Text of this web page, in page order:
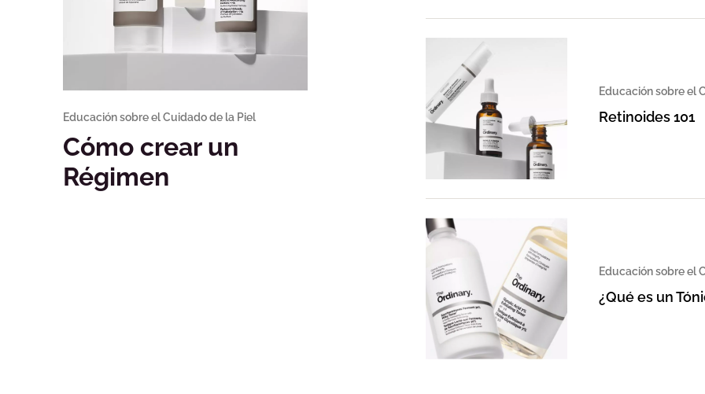
Educación sobre el Cuidado de la Piel
Cómo crear un
Régimen
Educación sobre el
Retinoides 101
Educación sobre el
¿Qué es un